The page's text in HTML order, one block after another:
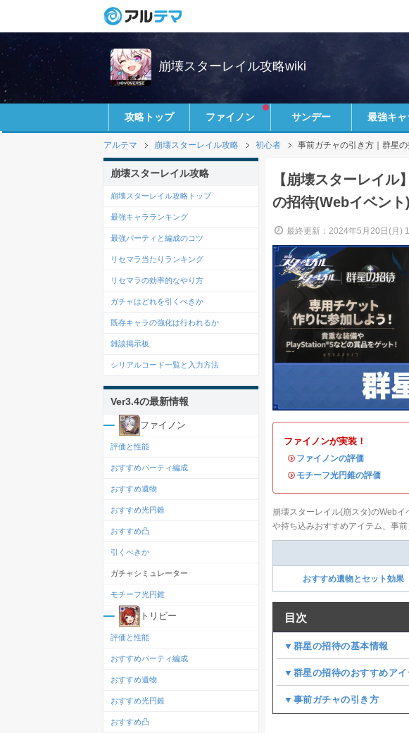
崩壊スターレイル攻略wiki
攻略トップ ファイノン サンデー 最強キャ
アルテマ 崩壊スターレイル攻略 初心者 事前ガチャの引き方｜群星
【崩壊スターレイル
の招待(Webイベン
最終更新：2024年5月20日(月)
ファイノンが実装！
・ ファイノンの評価
・ モチーフ光円錐の評価
崩壊スターレイル(崩スタ)のWeb
や持ち込みおすすめアイテム、事
おすすめ遺物とセット効果
目次
▼群星の招待の基本情報
▼群星の招待のおすすめアイ
▼事前ガチャの引き方
崩壊スターレイル攻略
崩壊スターレイル攻略トップ
最強キャラランキング
最強パーティと編成のコツ
リセマラ当たりランキング
リセマラの効率的なやり方
ガチャはどれを引くべきか
既存キャラの強化は行われるか
雑談掲示板
シリアルコード一覧と入力方法
Ver3.4の最新情報
ファイノン
評価と性能
おすすめパーティ編成
おすすめ遺物
おすすめ光円錐
おすすめ凸
引くべきか
ガチャシミュレーター
モチーフ光円錐
トリビー
評価と性能
おすすめパーティ編成
おすすめ遺物
おすすめ光円錐
おすすめ凸